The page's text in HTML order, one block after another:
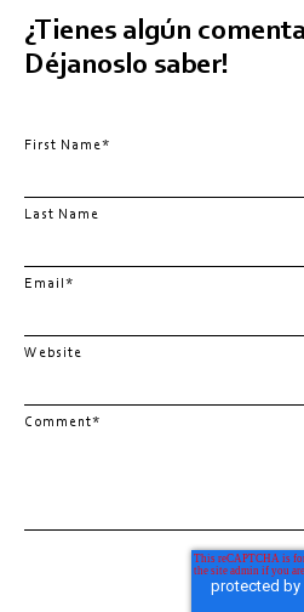
¿Tienes algún
Déjanoslo saber!
First Name*
Last Name
Email*
Website
Comment*